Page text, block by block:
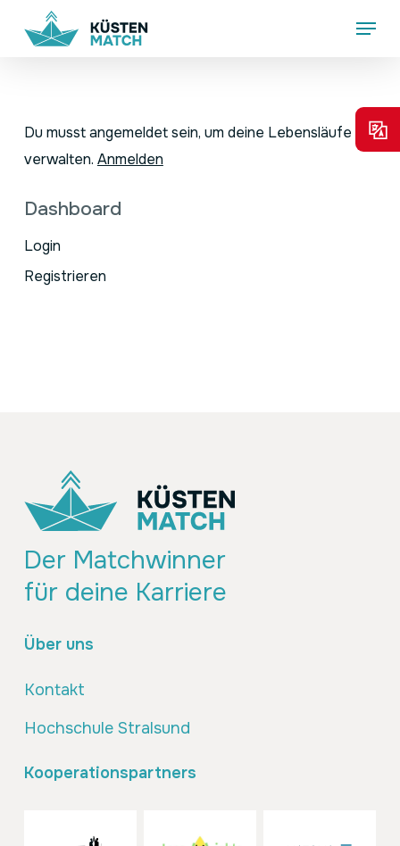
Menu
Du musst angemeldet sein, um deine Lebensläufe zu
verwalten. Anmelden
Dashboard
Login
Registrieren
Der Matchwinner
für deine Karriere
Über uns
Kontakt
Hochschule Stralsund
Kooperationspartners